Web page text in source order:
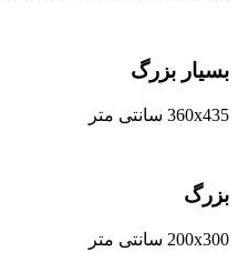
بسیار بزرگ
360x435 سانتی متر
بزرگ
200x300 سانتی متر